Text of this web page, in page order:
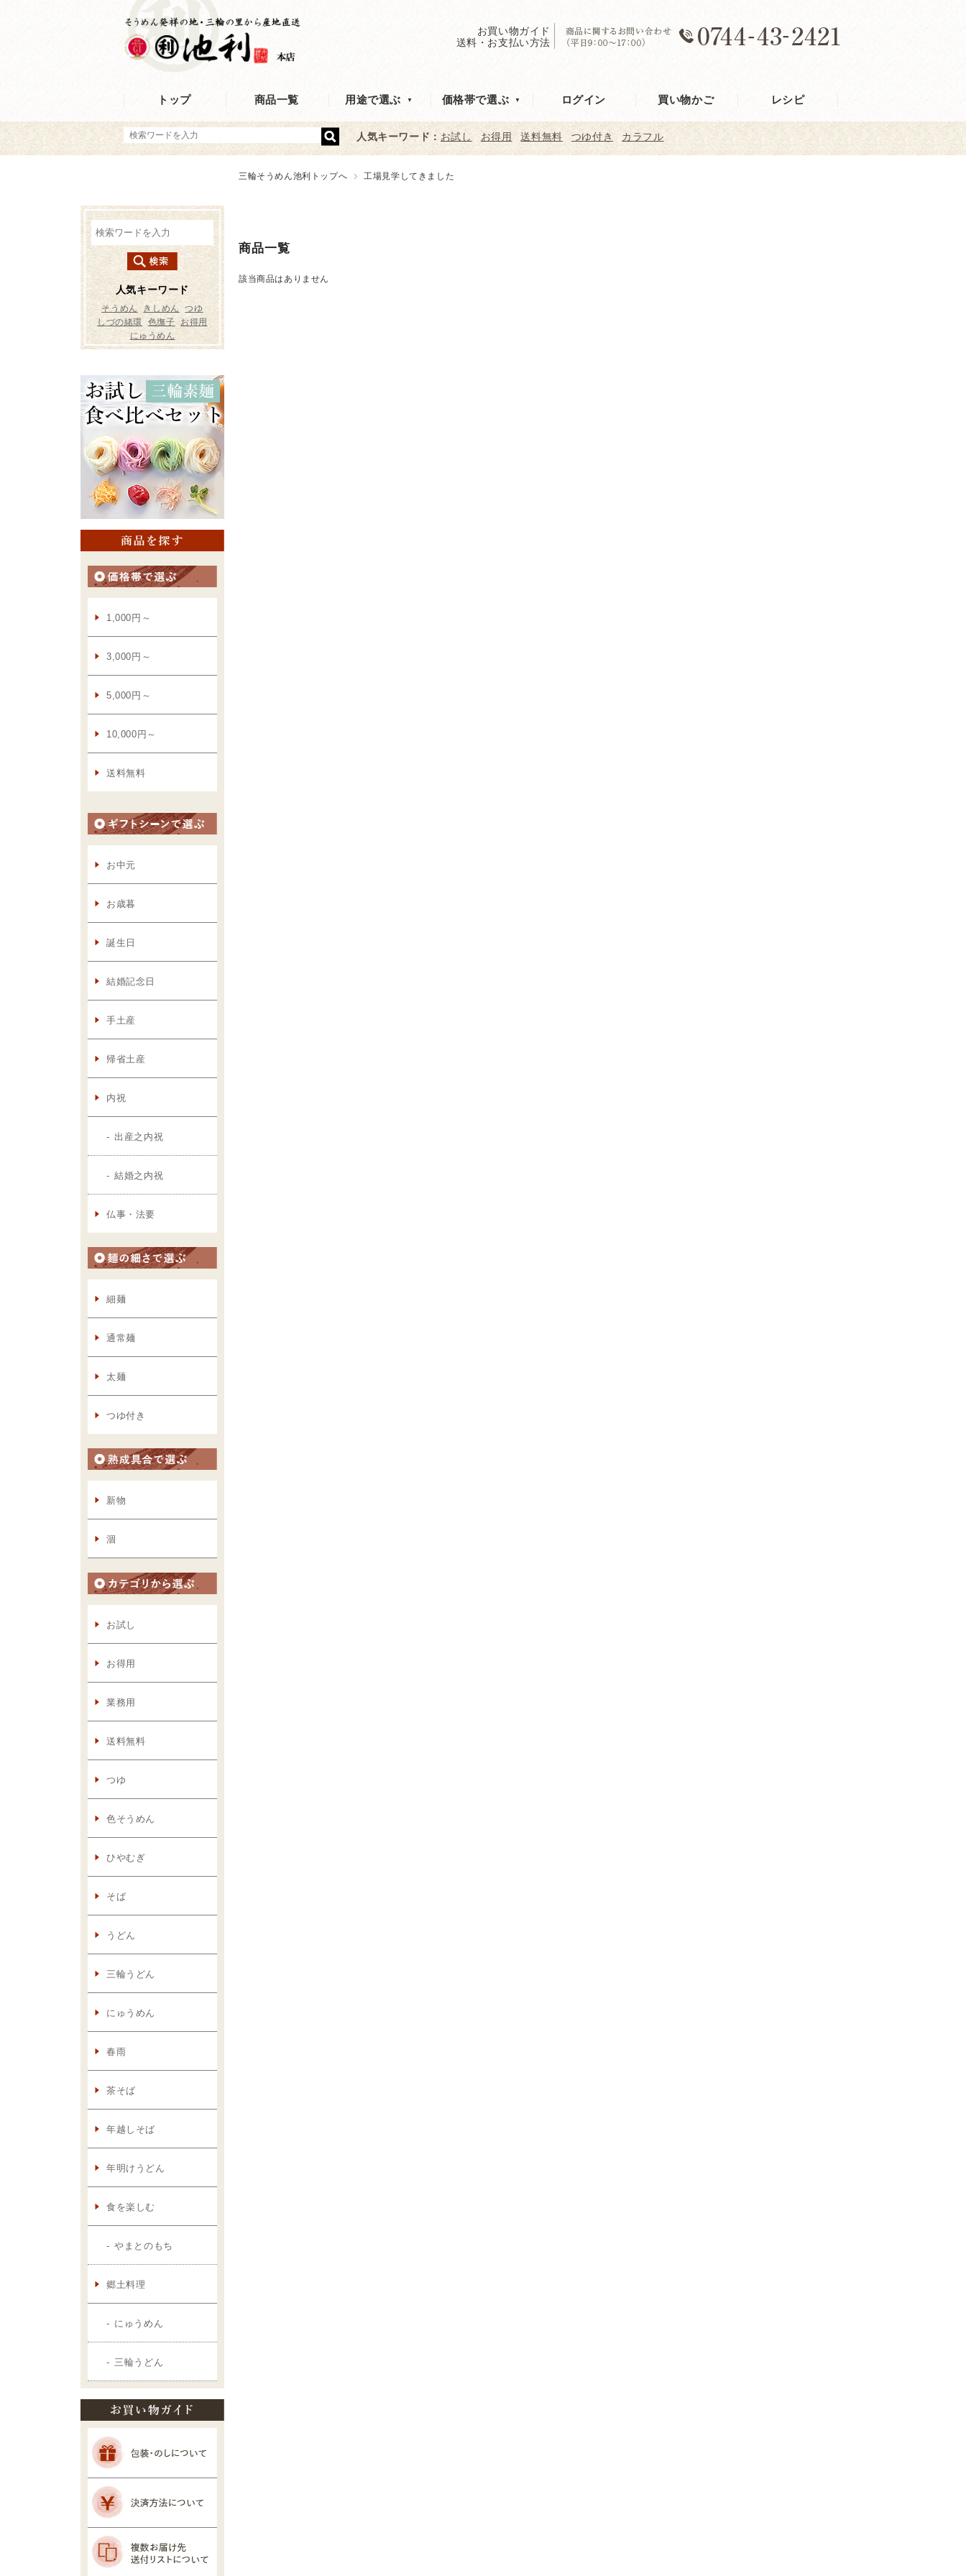
お買い物ガイド
送料・お支払い方法
トップ 商品一覧 用途で選ぶ 価格帯で選ぶ ログイン 買い物かご レシピ
人気キーワード： お試し お得用 送料無料 つゆ付き カラフル
三輪そうめん池利トップへ 工場見学してきました
商品一覧
該当商品はありません